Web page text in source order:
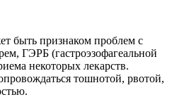
быть признаком проблем с
ГЭРБ (гастроэзофагеальной
некоторых лекарств.
тошнотой, рвотой,